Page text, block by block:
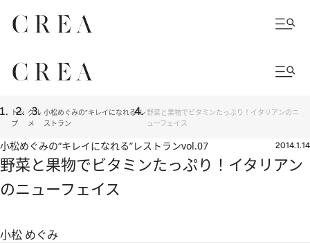
トッ
プ
グル
メ
小松めぐみの“キレイになれる”レ
ストラン
野菜と果物でビタミンたっぷり！イタリアンのニ
ューフェイス
小松めぐみの“キレイになれる”レストランvol.07 2014.1.14
野菜と果物でビタミンたっぷり！イタリアン
のニューフェイス
小松 めぐみ